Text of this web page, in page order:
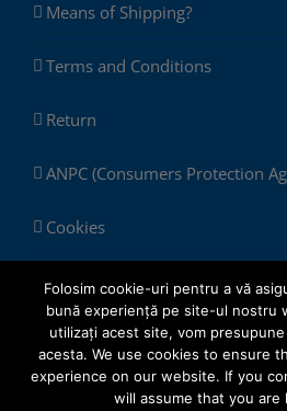
Means of Shipping?
Terms and Conditions
Return
ANPC (Consumers Protection
Cookies
© Copyright 2012 -2026 |
Folosim cookie-uri pentru a vă
bună experiență pe site-ul nostru
utilizați acest site, vom
acesta. We use cookies to ensure
experience on our website. If you
will assume that you are